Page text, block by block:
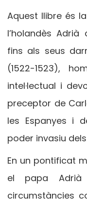
Aquest llibre és
l’holandès Adrià
fins als seus
(1522-1523),
intel·lectual i
preceptor de
les Espanyes i
poder invasiu
En un pontificat
el papa Adrià
circumstàncies